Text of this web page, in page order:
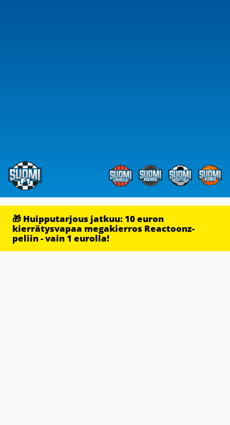
🎁 Huipputarjous jatkuu: 10 euron
kierrätysvapaa megakierros Reactoonz-
peliin - vain 1 eurolla!